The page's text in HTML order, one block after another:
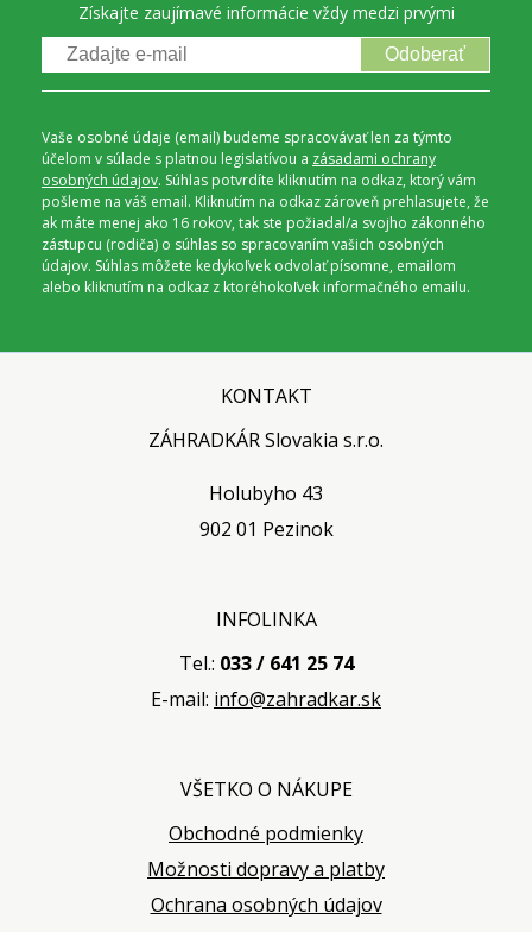
Získajte zaujímavé informácie vždy medzi prvými
Odoberať
Vaše osobné údaje (email) budeme spracovávať len za týmto
účelom v súlade s platnou legislatívou a zásadami ochrany
osobných údajov. Súhlas potvrdíte kliknutím na odkaz, ktorý vám
pošleme na váš email. Kliknutím na odkaz zároveň prehlasujete, že
ak máte menej ako 16 rokov, tak ste požiadal/a svojho zákonného
zástupcu (rodiča) o súhlas so spracovaním vašich osobných
údajov. Súhlas môžete kedykoľvek odvolať písomne, emailom
alebo kliknutím na odkaz z ktoréhokoľvek informačného emailu.
KONTAKT
ZÁHRADKÁR Slovakia s.r.o.
Holubyho 43
902 01 Pezinok
INFOLINKA
Tel.: 033 / 641 25 74
E-mail: info@zahradkar.sk
VŠETKO O NÁKUPE
Obchodné podmienky
Možnosti dopravy a platby
Ochrana osobných údajov